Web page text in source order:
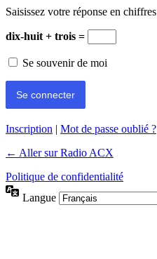
Saisissez votre réponse en chiffres
dix-huit + trois =
Se souvenir de moi
Inscription | Mot de passe oublié ?
← Aller sur Radio ACX
Politique de confidentialité
Langue